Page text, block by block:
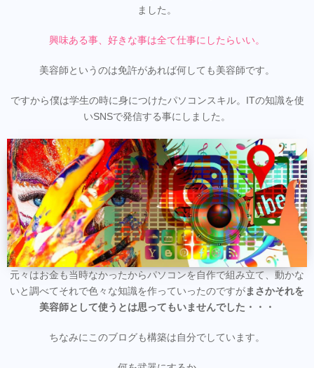
ました。
興味ある事、好きな事は全て仕事にしたらいい。
美容師というのは免許があれば何しても美容師です。
ですから僕は学生の時に身につけたパソコンスキル。ITの知識を使
いSNSで発信する事にしました。
元々はお金も当時なかったからパソコンを自作で組み立て、動かな
いと調べてそれで色々な知識を作っていったのですがまさかそれを
美容師として使うとは思ってもいませんでした・・・
ちなみにこのブログも構築は自分でしています。